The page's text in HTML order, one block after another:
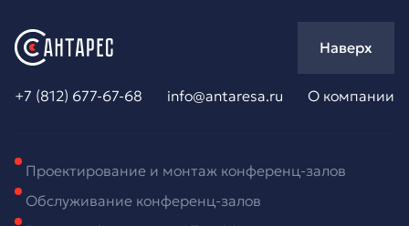
+7 (812) 677-67-68 info@antaresa.ru О компании
Наверх
Проектирование и монтаж конференц-залов
Обслуживание конференц-залов